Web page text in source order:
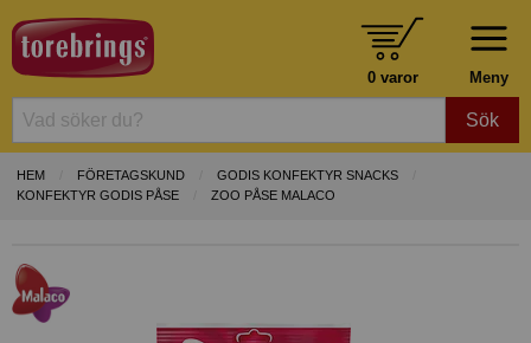
Meny
0 varor
Sök
HEM FÖRETAGSKUND
GODIS KONFEKTYR SNACKS
KONFEKTYR GODIS PÅSE
ZOO PÅSE MALACO